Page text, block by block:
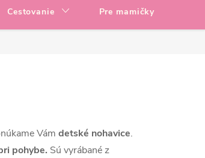
Cestovanie Pre mamičky
Vám detské nohavice.
pohybe. Sú vyrábané z